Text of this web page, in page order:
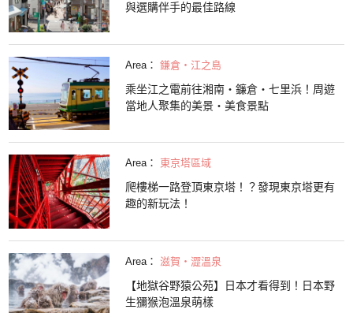
與選購伴手的最佳路線
Area： 鎌倉・江之島
乘坐江之電前往湘南・鐮倉・七里浜！周遊
當地人聚集的美景・美食景點
Area： 東京塔區域
爬樓梯一路登頂東京塔！？發現東京塔更有
趣的新玩法！
Area： 滋賀・澀溫泉
【地獄谷野猿公苑】日本才看得到！日本野
生獼猴泡溫泉萌樣